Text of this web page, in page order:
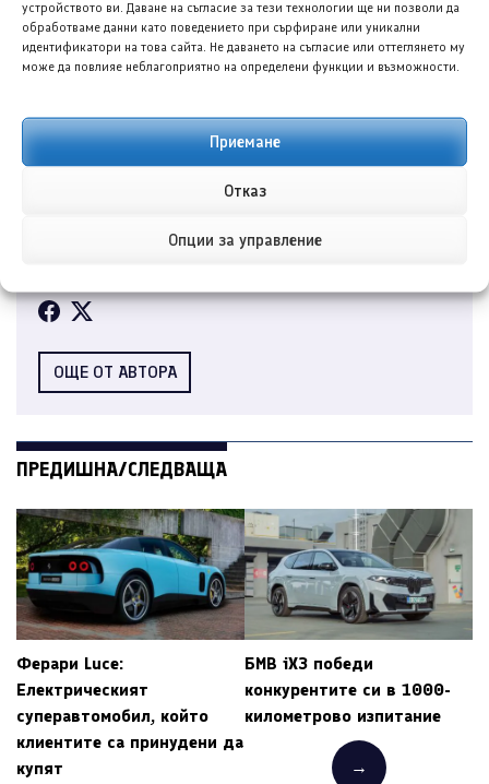
устройството ви. Даване на съгласие за тези технологии ще ни позволи да
обработваме данни като поведението при сърфиране или уникални
идентификатори на това сайта. Не даването на съгласие или оттеглянето му
може да повлияе неблагоприятно на определени функции и възможности.
Приемане
Отказ
Опции за управление
Никола Стоянов
TopGear.bg, специализиран в разказването на
ОЩЕ ОТ АВТОРА
ПРЕДИШНА/СЛЕДВАЩА
Ферари Luce:
Електрическият
суперавтомобил, който
клиентите са принудени да
купят
БМВ iX3 победи
конкурентите си в 1000-
километрово изпитание
→